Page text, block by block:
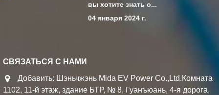
вы хотите знать о...
04 января 2024 г.
СВЯЗАТЬСЯ С НАМИ
Добавить: Шэньчжэнь Mida EV Power Co.,Ltd.Комната
1102, 11-й этаж, здание БТР, № 8, Гуанъюань, 4-я дорога,